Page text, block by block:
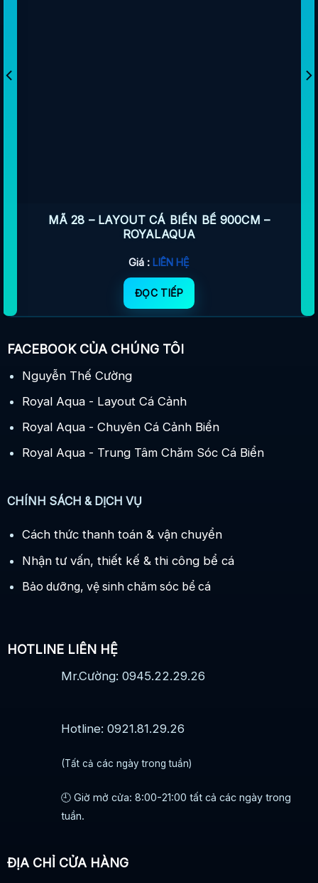
MÃ 28 – LAYOUT CÁ BIỂN BỂ 900CM –
ROYALAQUA
Giá : LIÊN HỆ
ĐỌC TIẾP
FACEBOOK CỦA CHÚNG TÔI
Nguyễn Thế Cường
Royal Aqua - Layout Cá Cảnh
Royal Aqua - Chuyên Cá Cảnh Biển
Royal Aqua - Trung Tâm Chăm Sóc Cá Biển
CHÍNH SÁCH & DỊCH VỤ
Cách thức thanh toán & vận chuyển
Nhận tư vấn, thiết kế & thi công bể cá
Bảo dưỡng, vệ sinh chăm sóc bể cá
HOTLINE LIÊN HỆ
Mr.Cường: 0945.22.29.26
Hotline: 0921.81.29.26
(Tất cả các ngày trong tuần)
🕘 Giờ mở cửa: 8:00-21:00 tất cả các ngày trong
tuần.
ĐỊA CHỈ CỬA HÀNG